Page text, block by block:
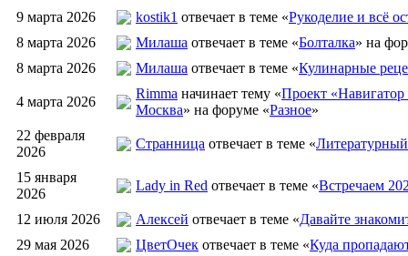
9 марта 2026 kostik1 отвечает в теме «Рукоделие и всё
8 марта 2026
Милаша отвечает в теме «Болталка» на
8 марта 2026
Милаша отвечает в теме «Кулинарные
4 марта 2026
Rimma начинает тему «Проект «Навигатор
Москва» на форуме «Разное»
22 февраля
2026
Странница отвечает в теме «
15 января
2026
Lady in Red отвечает в теме «Встречаем
12 июля 2026 Алексей отвечает в теме «Давайте
29 мая 2026
ЦветOчек отвечает в теме «Куда